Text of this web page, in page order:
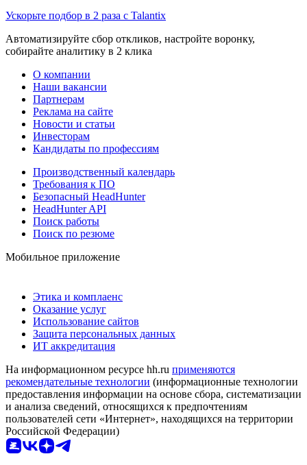
Ускорьте подбор в 2 раза с Talantix
Автоматизируйте сбор откликов, настройте воронку,
собирайте аналитику в 2 клика
О компании
Наши вакансии
Партнерам
Реклама на сайте
Новости и статьи
Инвесторам
Кандидаты по профессиям
Производственный календарь
Требования к ПО
Безопасный HeadHunter
HeadHunter API
Поиск работы
Поиск по резюме
Мобильное приложение
Этика и комплаенс
Оказание услуг
Использование сайтов
Защита персональных данных
ИТ аккредитация
На информационном ресурсе hh.ru применяются
рекомендательные технологии (информационные технологии
предоставления информации на основе сбора, систематизации
и анализа сведений, относящихся к предпочтениям
пользователей сети «Интернет», находящихся на территории
Российской Федерации)